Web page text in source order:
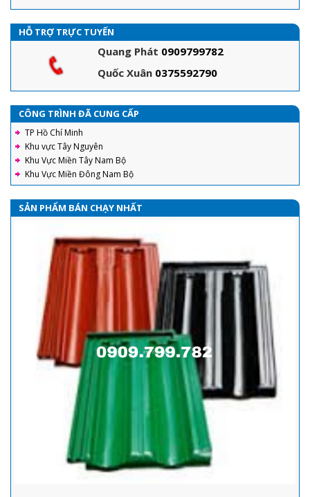
HỖ TRỢ TRỰC TUYẾN
Quang Phát 0909799782
Quốc Xuân 0375592790
CÔNG TRÌNH ĐÃ CUNG CẤP
TP Hồ Chí Minh
Khu vực Tây Nguyên
Khu Vực Miền Tây Nam Bộ
Khu Vực Miền Đông Nam Bộ
SẢN PHẨM BÁN CHẠY NHẤT